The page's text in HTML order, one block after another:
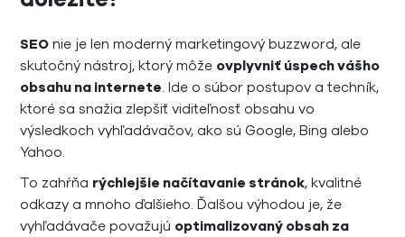
SEO nie je len moderný marketingový buzzword, ale
skutočný nástroj, ktorý môže ovplyvniť úspech vášho
obsahu na internete. Ide o súbor postupov a techník,
ktoré sa snažia zlepšiť viditeľnosť obsahu vo
výsledkoch vyhľadávačov, ako sú Google, Bing alebo
Yahoo.
To zahŕňa rýchlejšie načítavanie stránok, kvalitné
odkazy a mnoho ďalšieho. Ďalšou výhodou je, že
vyhľadávače považujú optimalizovaný obsah za